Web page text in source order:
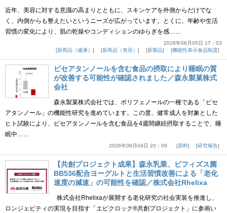
近年、美容に対する意識の高まりとともに、スキンケアを外側からだけでな
く、内側からも整えたいというニーズが広がっています。とくに、年齢や生活
習慣の変化により、肌の乾燥やコンディションのゆらぎを感……
2026年08月05日 17：03
新商品（健康）
新商品（美容） 新製品 機能性表示食品制度
ピセアタンノールを含む食品の摂取により睡眠の質
が改善する可能性が確認されました／森永製菓株式
会社
森永製菓株式会社では、ポリフェノールの一種である「ピセ
アタンノール」の機能性研究を進めています。この度、健常成人を対象とした
ヒト試験により、ピセアタンノールを含む食品を4週間継続摂取することで、睡
眠中……
2026年08月04日 20：09 原料 研究報告
【共創プロジェクト成果】森永乳業、ビフィズス菌
BB536配合ヨーグルトと生活習慣改善による「老化
速度の減速」の可能性を確認／株式会社Rhelixa
株式会社Rhelixaが展開する老化研究の社会実装を推進し、
ロンジェビティの実現を目指す「エピクロック®共創プロジェクト」に参画い